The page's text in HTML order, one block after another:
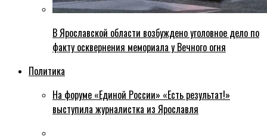
В Ярославской области возбуждено уголовное дело по
факту осквернения мемориала у Вечного огня
Политика
На форуме «Единой России» «Есть результат!»
выступила журналистка из Ярославля